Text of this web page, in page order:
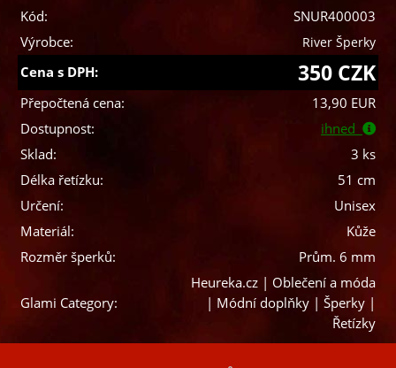
Kód:
SNUR400003
Výrobce:
River Šperky
Cena s DPH: 350 CZK
Přepočtená cena:
13,90 EUR
Dostupnost:
ihned
Sklad:
3 ks
Délka řetízku:
51 cm
Určení:
Unisex
Materiál:
Kůže
Rozměr šperků:
Prům. 6 mm
Glami Category:
Heureka.cz | Oblečení a móda
| Módní doplňky | Šperky |
Řetízky